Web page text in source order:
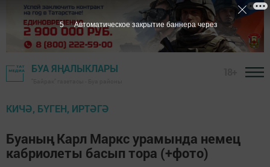
БУА ЯҢАЛЫКЛАРЫ
КИЧӘ, БҮГЕН, ИРТӘГӘ
Буаның Карл Маркс урамында немец
кабриолеты басып тора (+фото)
5 Автоматическое закрытие баннера через